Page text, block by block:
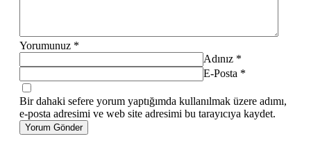
Yorumunuz *
Adınız *
E-Posta *
Bir dahaki sefere yorum yaptığımda kullanılmak üzere adımı,
e-posta adresimi ve web site adresimi bu tarayıcıya kaydet.
Yorum Gönder